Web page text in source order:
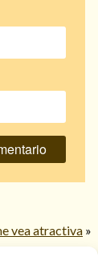
vea atractiva »